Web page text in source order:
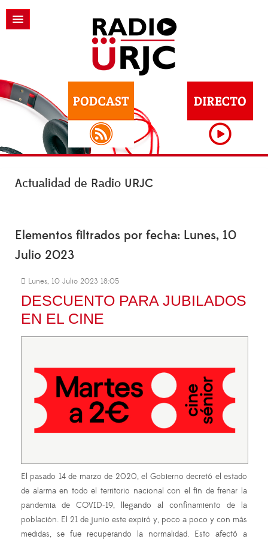
Actualidad de Radio URJC
Elementos filtrados por fecha: Lunes, 10
Julio 2023
Lunes, 10 Julio 2023 18:05
DESCUENTO PARA JUBILADOS
EN EL CINE
El pasado 14 de marzo de 2020, el Gobierno decretó el estado
de alarma en todo el territorio nacional con el fin de frenar la
pandemia de COVID-19, llegando al confinamiento de la
población. El 21 de junio este expiró y, poco a poco y con más
medidas, se fue recuperando la normalidad. Esto afectó a